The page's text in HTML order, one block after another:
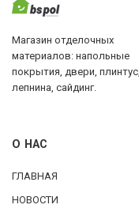
Магазин отделочных
материалов: напольные
покрытия, двери, плинтус,
лепнина, сайдинг.
О НАС
ГЛАВНАЯ
НОВОСТИ